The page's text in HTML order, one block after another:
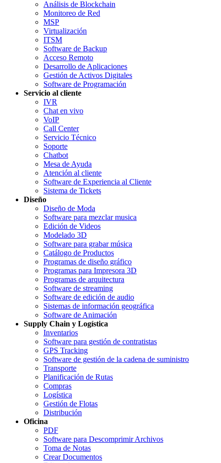
Análisis de Blockchain
Monitoreo de Red
MSP
Virtualización
ITSM
Software de Backup
Acceso Remoto
Desarrollo de Aplicaciones
Gestión de Activos Digitales
Software de Programación
Servicio al cliente
IVR
Chat en vivo
VoIP
Call Center
Servicio Técnico
Soporte
Chatbot
Mesa de Ayuda
Atención al cliente
Software de Experiencia al Cliente
Sistema de Tickets
Diseño
Diseño de Moda
Software para mezclar musica
Edición de Videos
Modelado 3D
Software para grabar música
Catálogo de Productos
Programas de diseño gráfico
Programas para Impresora 3D
Programas de arquitectura
Software de streaming
Software de edición de audio
Sistemas de información geográfica
Software de Animación
Supply Chain y Logística
Inventarios
Software para gestión de contratistas
GPS Tracking
Software de gestión de la cadena de suministro
Transporte
Planificación de Rutas
Compras
Logística
Gestión de Flotas
Distribución
Oficina
PDF
Software para Descomprimir Archivos
Toma de Notas
Crear Documentos